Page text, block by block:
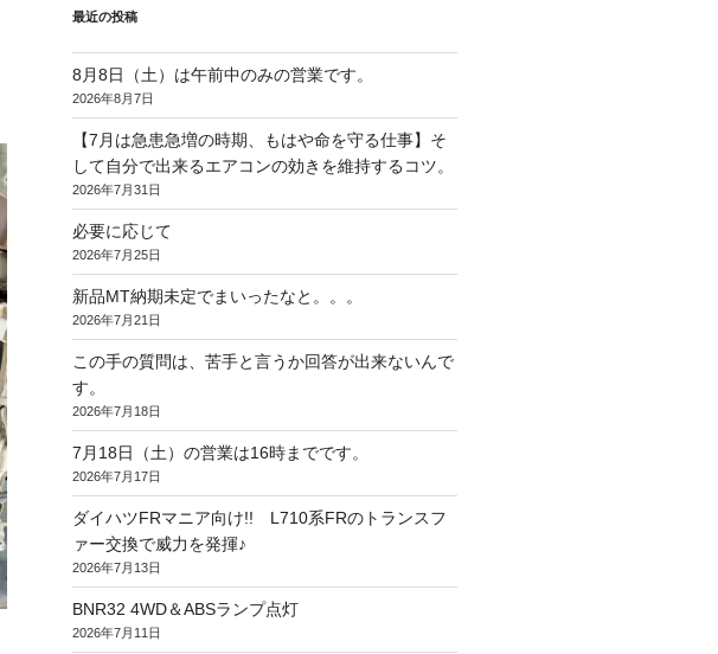
最近の投稿
8月8日（土）は午前中のみの営業です。
2026年8月7日
【7月は急患急増の時期、もはや命を守る仕事】そ
して自分で出来るエアコンの効きを維持するコツ。
2026年7月31日
必要に応じて
2026年7月25日
新品MT納期未定でまいったなと。。。
2026年7月21日
この手の質問は、苦手と言うか回答が出来ないんで
す。
2026年7月18日
7月18日（土）の営業は16時までです。
2026年7月17日
ダイハツFRマニア向け!! L710系FRのトランスフ
ァー交換で威力を発揮♪
2026年7月13日
BNR32 4WD＆ABSランプ点灯
2026年7月11日